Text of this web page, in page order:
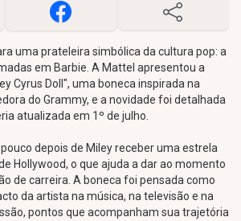
uma prateleira simbólica da cultura pop: a
em Barbie. A Mattel apresentou a
Cyrus Doll", uma boneca inspirada na
do Grammy, e a novidade foi detalhada
atualizada em 1º de julho.
depois de Miley receber uma estrela
Hollywood, o que ajuda a dar ao momento
de carreira. A boneca foi pensada como
da artista na música, na televisão e na
pontos que acompanham sua trajetória